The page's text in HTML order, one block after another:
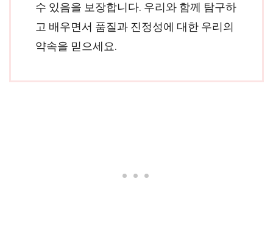
수 있음을 보장합니다. 우리와 함께 탐구하
고 배우면서 품질과 진정성에 대한 우리의
약속을 믿으세요.